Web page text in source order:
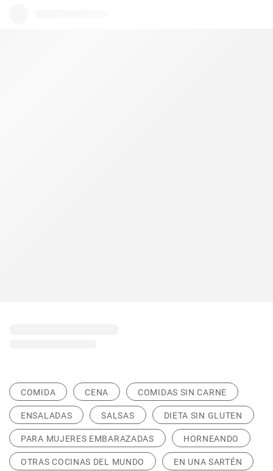
COMIDA CENA COMIDAS SIN CARNE
ENSALADAS SALSAS DIETA SIN GLUTEN
PARA MUJERES EMBARAZADAS HORNEANDO
OTRAS COCINAS DEL MUNDO EN UNA SARTÉN